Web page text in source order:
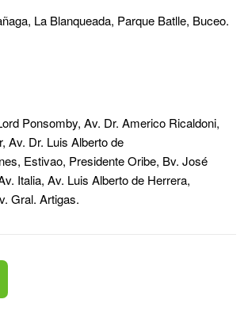
La Blanqueada, Parque Batlle, Buceo.
Ponsomby, Av. Dr. Americo Ricaldoni,
Av. Dr. Luis Alberto de
Estivao, Presidente Oribe, Bv. José
Italia, Av. Luis Alberto de Herrera,
Gral. Artigas.